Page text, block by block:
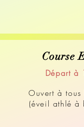
Course
Départ à
Ouvert à tous
(éveil athlé à